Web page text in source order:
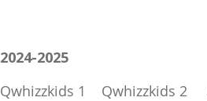
2024-2025
Qwhizzkids 1
Qwhizzkids 2